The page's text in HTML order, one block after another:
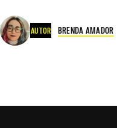
AUTOR BRENDA AMADOR